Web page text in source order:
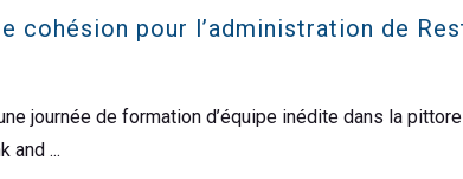
cohésion pour l’administration de
journée de formation d’équipe inédite dans la
and ...